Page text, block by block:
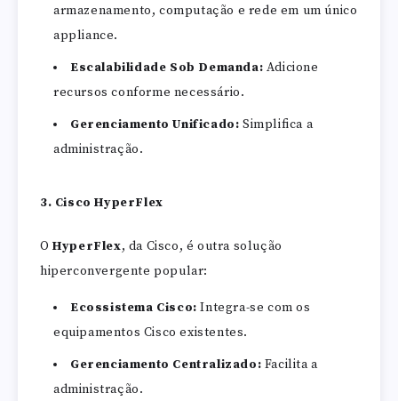
armazenamento, computação e rede em um único
appliance.
Escalabilidade Sob Demanda: Adicione
recursos conforme necessário.
Gerenciamento Unificado: Simplifica a
administração.
3. Cisco HyperFlex
OHyperFlex, da Cisco, é outra solução
hiperconvergente popular:
Ecossistema Cisco: Integra-se com os
equipamentos Cisco existentes.
Gerenciamento Centralizado: Facilita a
administração.